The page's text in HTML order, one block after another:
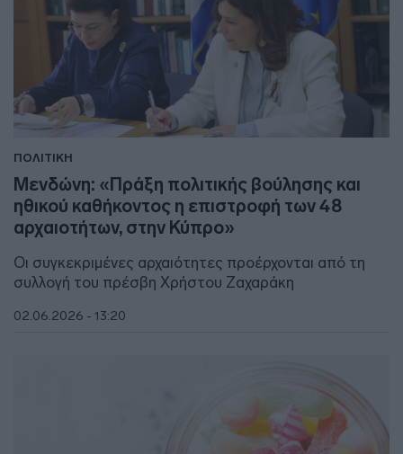
ΠΟΛΙΤΙΚΗ
Μενδώνη: «Πράξη πολιτικής βούλησης και
ηθικού καθήκοντος η επιστροφή των 48
αρχαιοτήτων, στην Κύπρο»
Οι συγκεκριμένες αρχαιότητες προέρχονται από τη
συλλογή του πρέσβη Χρήστου Ζαχαράκη
02.06.2026 - 13:20